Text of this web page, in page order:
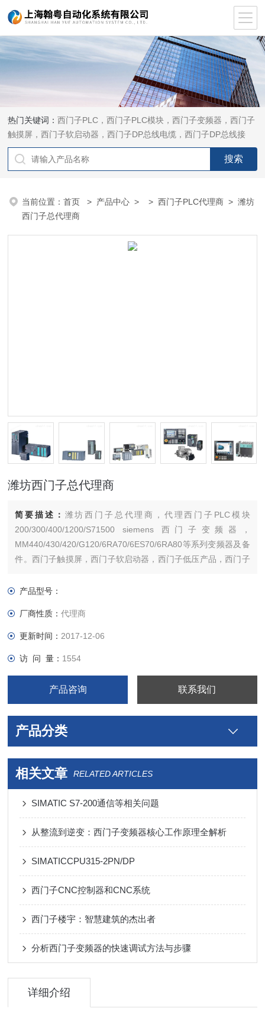
热门关键词：西门子PLC，西门子PLC模块，西门子变频器，西门子
触摸屏，西门子软启动器，西门子DP总线电缆，西门子DP总线接
头，西门子CP通讯网卡，西门子数控系统及停产备件
当前位置：首页 > 产品中心 > >西门子PLC代理商 > 潍坊
西门子总代理商
潍坊西门子总代理商
简要描述： 潍坊西门子总代理商，代理西门子PLC模块
200/300/400/1200/S71500 siemens 西门子变频器，
MM440/430/420/G120/6RA70/6ES70/6RA80等系列变频器及备
件。西门子触摸屏，西门子软启动器，西门子低压产品，西门子
产品型号：
厂商性质：代理商
更新时间： 2017-12-06
访 问 量： 1554
产品咨询 联系我们
产品分类
相关文章 RELATED ARTICLES
SIMATIC S7-200通信等相关问题
从整流到逆变：西门子变频器核心工作原理全解析
SIMATICCPU315-2PN/DP
西门子CNC控制器和CNC系统
西门子楼宇：智慧建筑的杰出者
分析西门子变频器的快速调试方法与步骤
详细介绍